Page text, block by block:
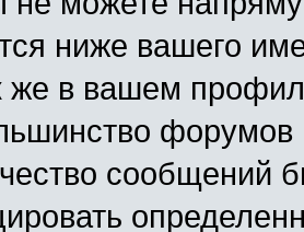
ниже вашего
же в вашем
форумов
сообщений